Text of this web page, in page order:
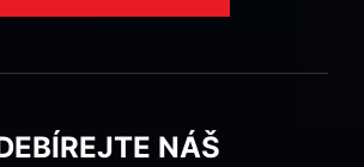
NÁŠ